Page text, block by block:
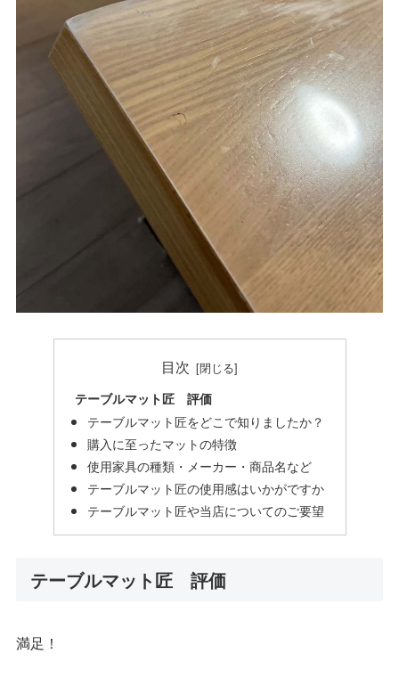
目次
テーブルマット匠 評価
テーブルマット匠をどこで知りましたか？
購入に至ったマットの特徴
使用家具の種類・メーカー・商品名など
テーブルマット匠の使用感はいかがですか
テーブルマット匠や当店についてのご要望
テーブルマット匠 評価
満足！